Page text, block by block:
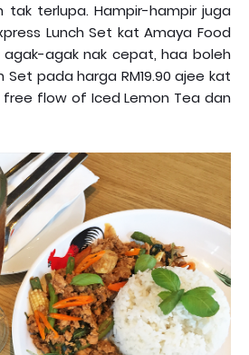
tak terlupa. Hampir-hampir juga
Lunch Set kat Amaya Food
agak-agak nak cepat, haa boleh
Set pada harga RM19.90 ajee kat
free flow of Iced Lemon Tea dan